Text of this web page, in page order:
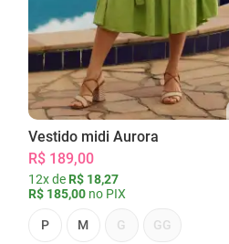
Vestido midi Aurora
R$ 189,00
12x de R$ 18,27
R$ 185,00no PIX
P M G GG